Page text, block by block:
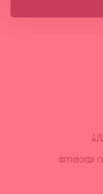
നേരായ